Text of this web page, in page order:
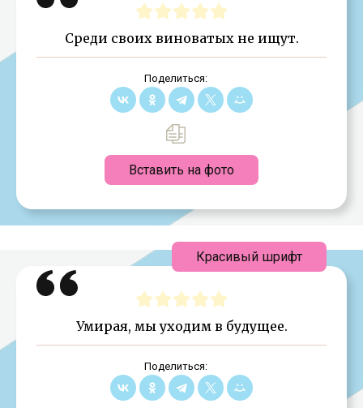
Среди своих виноватых не ищут.
Поделиться:
Вставить на фото
Умирая, мы уходим в будущее.
Поделиться:
Красивый шрифт